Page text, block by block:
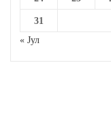
31
« Јул